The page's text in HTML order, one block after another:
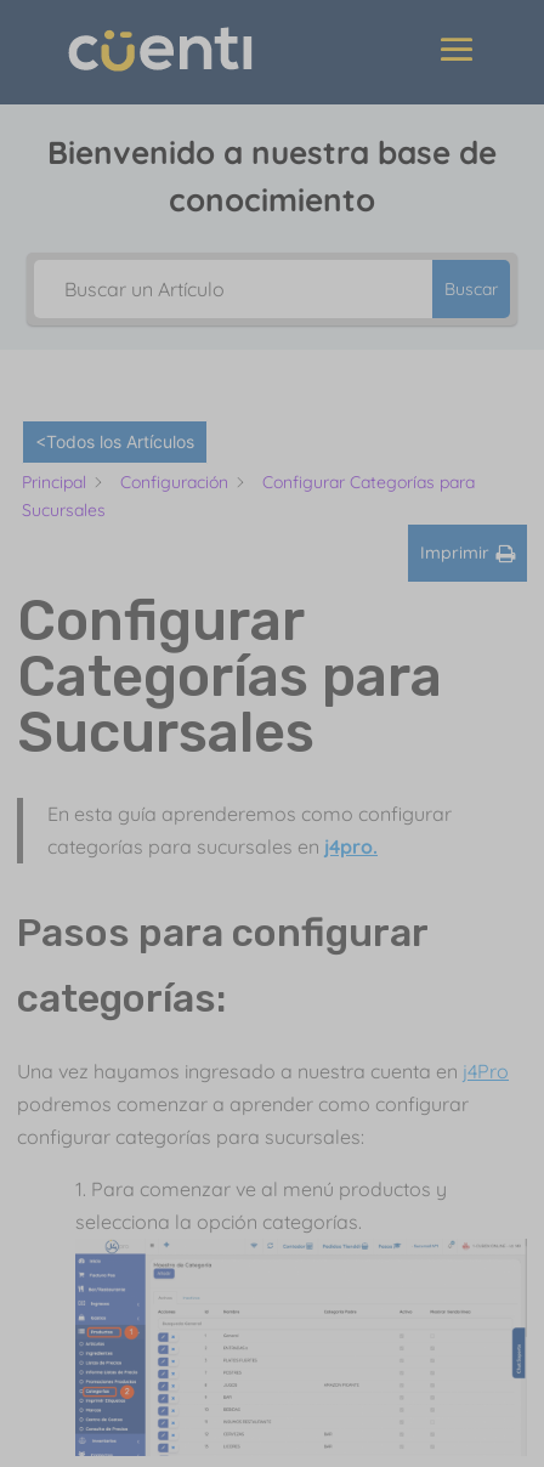
Bienvenido a nuestra base de
conocimiento
Buscar
<Todos los Artículos
Principal Configuración
Configurar Categorías para
Sucursales
Imprimir
Configurar
Categorías para
Sucursales
En esta guía aprenderemos como configurar
categorías para sucursales en j4pro.
Pasos para configurar
categorías:
Una vez hayamos ingresado a nuestra cuenta en j4Pro
podremos comenzar a aprender como configurar
configurar categorías para sucursales:
Para comenzar ve al menú productos y
selecciona la opción categorías.